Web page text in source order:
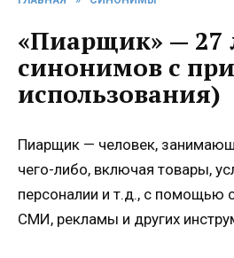
«Пиарщик» — 27
синонимов с
использования)
Пиарщик — человек,
чего-либо, включая товары,
персоналии и т.д., с помощью
СМИ, рекламы и других